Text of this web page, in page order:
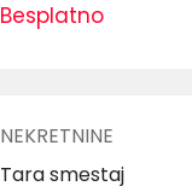
Besplatno
NEKRETNINE
Tara smestaj